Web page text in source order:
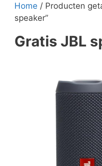
Home / Producten
speaker”
Gratis JBL